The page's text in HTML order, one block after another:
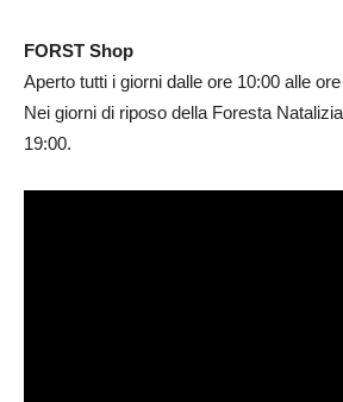
FORST Shop
Aperto tutti i giorni dalle ore 10:00 alle
Nei giorni di riposo della Foresta
19:00.